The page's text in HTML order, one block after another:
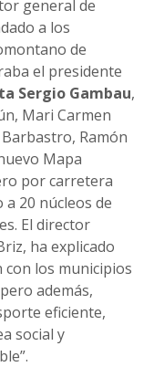
general de
a los
de
el presidente
Sergio Gambau,
Mari Carmen
Ramón
Mapa
por carretera
20 núcleos de
El director
ha explicado
con los municipios
además,
eficiente,
social y